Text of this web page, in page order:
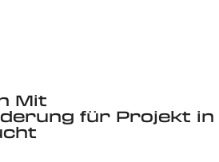
Mit
für Projekt in